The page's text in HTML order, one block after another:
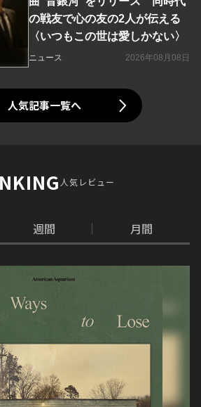
の戦友で心の友の2人が伝える
〈いつもこの世は愛しかない〉
ニュース 2026年08月08日
人気記事一覧へ
人気レビュー
週間 月間